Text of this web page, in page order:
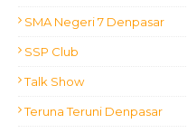
SMA Negeri 7 Denpasar
SSP Club
Talk Show
Teruna Teruni Denpasar